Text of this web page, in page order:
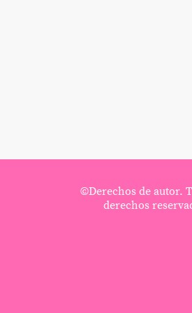
©Derechos de autor.
derechos